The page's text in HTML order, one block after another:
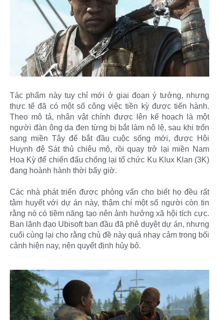
Tác phẩm này tuy chỉ mới ở giai đoạn ý tưởng, nhưng
thực tế đã có một số công việc tiền kỳ được tiến hành.
Theo mô tả, nhân vật chính được lên kế hoạch là một
người đàn ông da đen từng bị bắt làm nô lệ, sau khi trốn
sang miền Tây để bắt đầu cuộc sống mới, được Hội
Huynh đệ Sát thủ chiêu mộ, rồi quay trở lại miền Nam
Hoa Kỳ để chiến đấu chống lại tổ chức Ku Klux Klan (3K)
đang hoành hành thời bấy giờ.
Các nhà phát triển được phỏng vấn cho biết họ đều rất
tâm huyết với dự án này, thậm chí một số người còn tin
rằng nó có tiềm năng tạo nên ảnh hưởng xã hội tích cực.
Ban lãnh đạo Ubisoft ban đầu đã phê duyệt dự án, nhưng
cuối cùng lại cho rằng chủ đề này quá nhạy cảm trong bối
cảnh hiện nay, nên quyết định hủy bỏ.